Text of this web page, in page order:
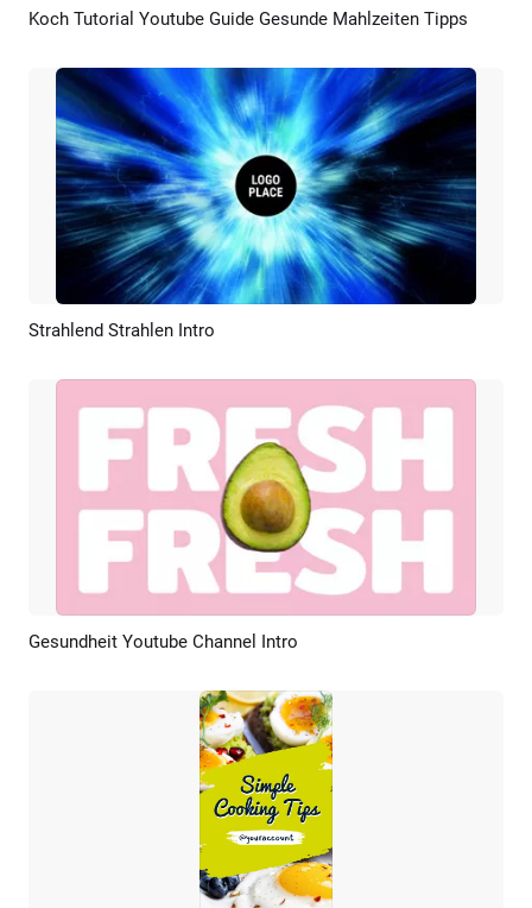
Vorschau KI Erstellen
Koch Tutorial Youtube Guide Gesunde Mahlzeiten Tipps
Vorschau
Strahlend Strahlen Intro
Vorschau KI Erstellen
Gesundheit Youtube Channel Intro